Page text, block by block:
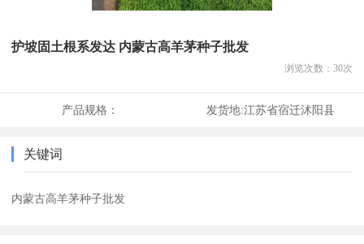
护坡固土根系发达 内蒙古高羊茅种子批发
浏览次数： 30次
产品规格： 发货地:江苏省宿迁沭阳县
关键词
内蒙古高羊茅种子批发